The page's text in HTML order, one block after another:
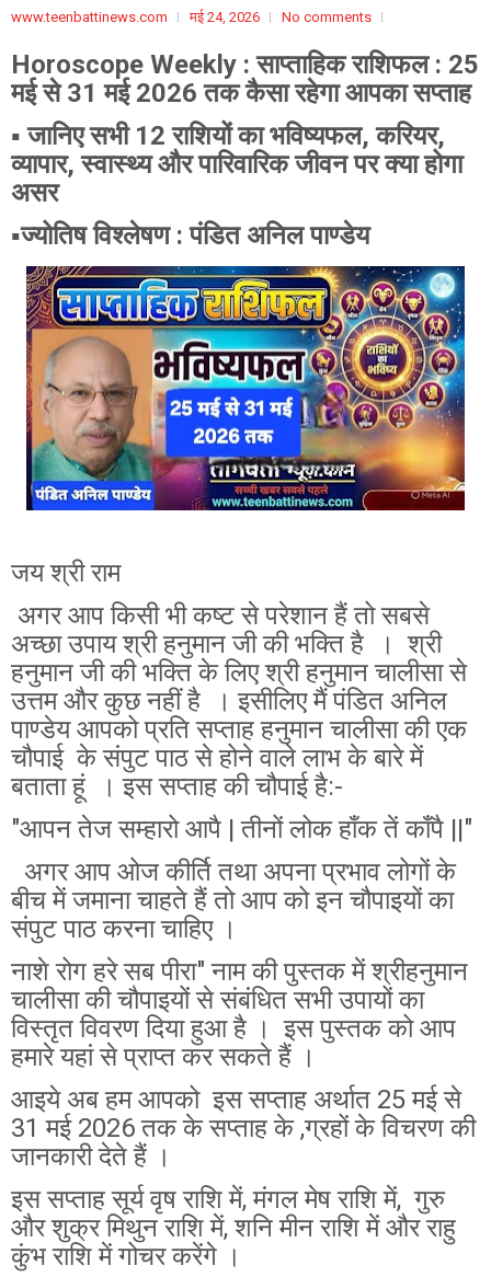
www.teenbattinews.com मई 24, 2026 No comments
Horoscope Weekly :साप्ताहिक राशिफल : 25
मई से 31 मई 2026 तक कैसा रहेगा आपका सप्ताह
▪️ जानिए सभी 12 राशियों का भविष्यफल, करियर,
व्यापार, स्वास्थ्य और पारिवारिक जीवन पर क्या होगा
असर
▪️ज्योतिष विश्लेषण : पंडित अनिल पाण्डेय
जय श्री राम
अगर आप किसी भी कष्ट से परेशान हैं तो सबसे
अच्छा उपाय श्री हनुमान जी की भक्ति है । श्री
हनुमान जी की भक्ति के लिए श्री हनुमान चालीसा से
उत्तम और कुछ नहीं है । इसीलिए मैं पंडित अनिल
पाण्डेय आपको प्रति सप्ताह हनुमान चालीसा की एक
चौपाई के संपुट पाठ से होने वाले लाभ के बारे में
बताता हूं । इस सप्ताह की चौपाई है:-
"आपन तेज सम्हारो आपै | तीनों लोक हाँक तें काँपै ||"
अगर आप ओज कीर्ति तथा अपना प्रभाव लोगों के
बीच में जमाना चाहते हैं तो आप को इन चौपाइयों का
संपुट पाठ करना चाहिए ।
नाशे रोग हरे सब पीरा" नाम की पुस्तक में श्रीहनुमान
चालीसा की चौपाइयों से संबंधित सभी उपायों का
विस्तृत विवरण दिया हुआ है । इस पुस्तक को आप
हमारे यहां से प्राप्त कर सकते हैं ।
आइये अब हम आपको इस सप्ताह अर्थात 25 मई से
31 मई 2026 तक के सप्ताह के ,ग्रहों के विचरण की
जानकारी देते हैं ।
इस सप्ताह सूर्य वृष राशि में, मंगल मेष राशि में, गुरु
और शुक्र मिथुन राशि में, शनि मीन राशि में और राहु
कुंभ राशि में गोचर करेंगे ।